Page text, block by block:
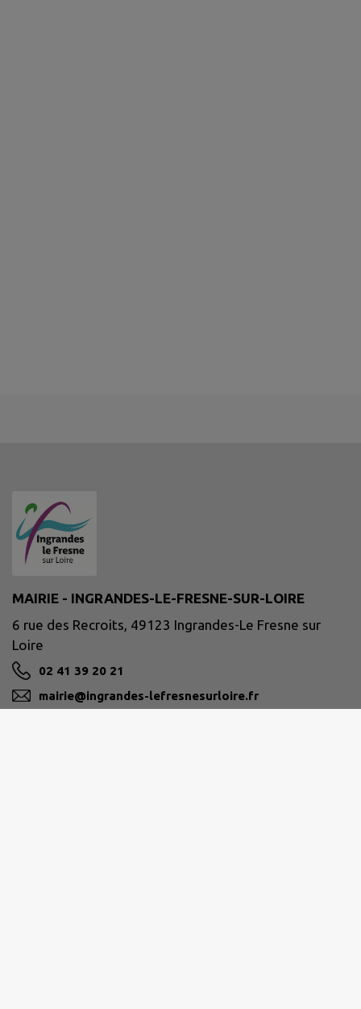
MAIRIE - INGRANDES-LE-FRESNE-SUR-LOIRE
6 rue des Recroits, 49123 Ingrandes-Le Fresne sur
Loire
02 41 39 20 21
mairie@ingrandes-lefresnesurloire.fr